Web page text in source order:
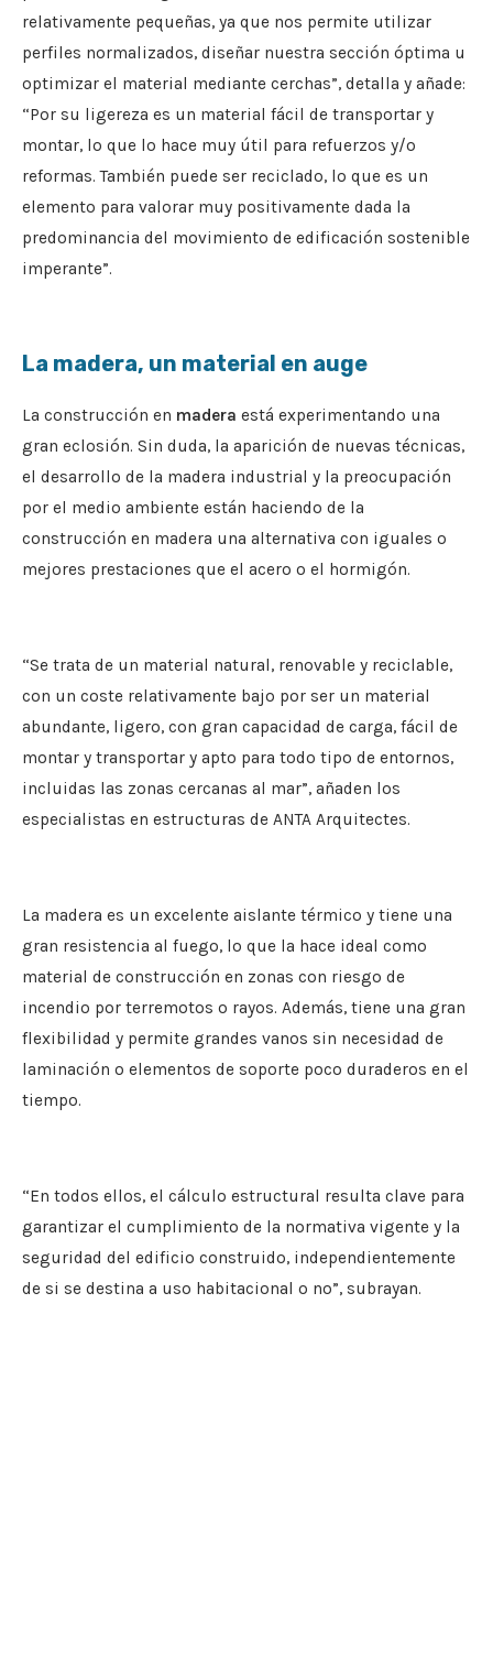
relativamente pequeñas, ya que nos permite utilizar
perfiles normalizados, diseñar nuestra sección óptima u
optimizar el material mediante cerchas”, detalla y añade:
“Por su ligereza es un material fácil de transportar y
montar, lo que lo hace muy útil para refuerzos y/o
reformas. También puede ser reciclado, lo que es un
elemento para valorar muy positivamente dada la
predominancia del movimiento de edificación sostenible
imperante”.
La madera, un material en auge
La construcción en madera está experimentando una
gran eclosión. Sin duda, la aparición de nuevas técnicas,
el desarrollo de la madera industrial y la preocupación
por el medio ambiente están haciendo de la
construcción en madera una alternativa con iguales o
mejores prestaciones que el acero o el hormigón.
“Se trata de un material natural, renovable y reciclable,
con un coste relativamente bajo por ser un material
abundante, ligero, con gran capacidad de carga, fácil de
montar y transportar y apto para todo tipo de entornos,
incluidas las zonas cercanas al mar”, añaden los
especialistas en estructuras de ANTA Arquitectes.
La madera es un excelente aislante térmico y tiene una
gran resistencia al fuego, lo que la hace ideal como
material de construcción en zonas con riesgo de
incendio por terremotos o rayos. Además, tiene una gran
flexibilidad y permite grandes vanos sin necesidad de
laminación o elementos de soporte poco duraderos en el
tiempo.
“En todos ellos, el cálculo estructural resulta clave para
garantizar el cumplimiento de la normativa vigente y la
seguridad del edificio construido, independientemente
de si se destina a uso habitacional o no”, subrayan.